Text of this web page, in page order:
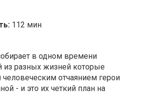
112 мин
в одном времени
из разных жизней которые
отчаянием герои
- и это их четкий план на